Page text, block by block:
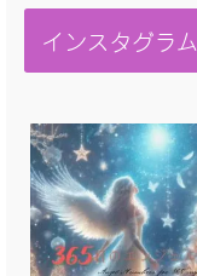
インスタグラム